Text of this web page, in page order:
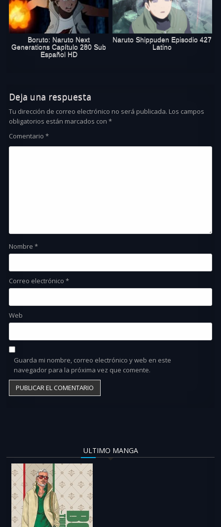
Boruto: Naruto Next
Generations Capítulo 280 Sub
Español HD
Naruto Shippuden Episodio 427
Latino
Deja una respuesta
Tu dirección de correo electrónico no será publicada. Los campos
obligatorios están marcados con*
Comentario*
Nombre*
Correo electrónico*
Web
Guarda mi nombre, correo electrónico y web en este
navegador para la próxima vez que comente.
ULTIMO MANGA